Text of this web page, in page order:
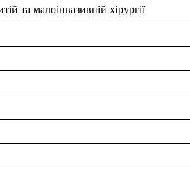
та малоінвазивній хірургії